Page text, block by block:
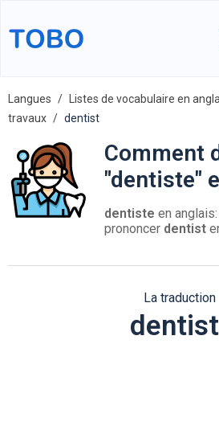
Langues Listes de vocabulaire en
travaux
dentist
Comment
"dentiste"
dentiste en
prononcer dentist
La traduction
dentist